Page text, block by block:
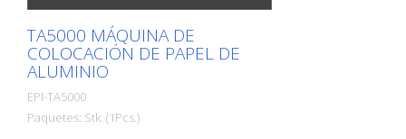
TA5000 MÁQUINA DE
COLOCACIÓN DE PAPEL DE
ALUMINIO
EPI-TA5000
Paquetes: Stk. (1Pcs.)